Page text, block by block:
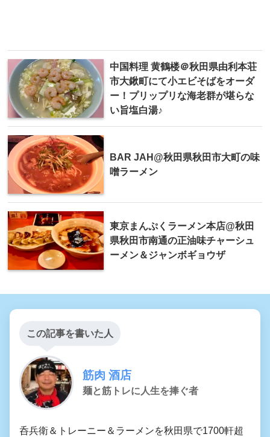
中国料理 黄鶴楼＠秋田県由利本荘
市大鍬町にて小エビそばをオーダ
ー！プリップリな海老群が堪らな
い旨塩白湯♪
BAR JAH@秋田県秋田市大町の味
噌ラーメン
東京まんぷくラーメン本店@秋田
県秋田市南通の正油味チャーシュ
ーメン＆ジャンボギョウザ
この記事を書いた人
筋肉 酒店
麺と筋トレに人生を捧ぐ者
呑兵衛＆トレーニー＆ラーメンを秋田県で1700軒超